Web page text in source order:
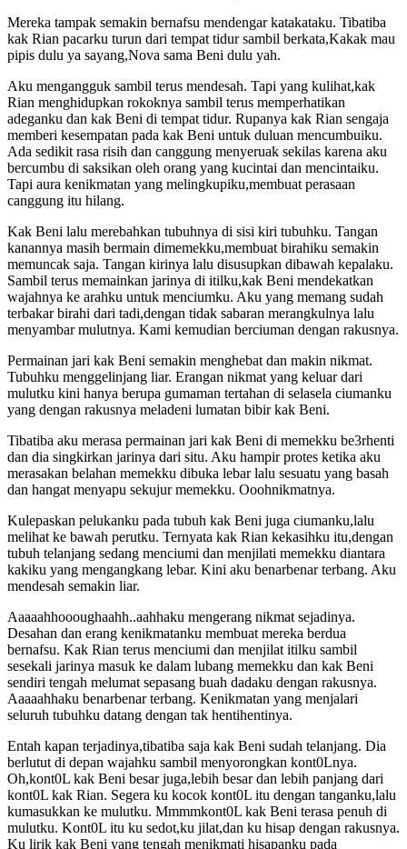
Mereka tampak semakin bernafsu mendengar katakataku. Tibatiba
kak Rian pacarku turun dari tempat tidur sambil berkata,Kakak mau
pipis dulu ya sayang,Nova sama Beni dulu yah.
Aku mengangguk sambil terus mendesah. Tapi yang kulihat,kak
Rian menghidupkan rokoknya sambil terus memperhatikan
adeganku dan kak Beni di tempat tidur. Rupanya kak Rian sengaja
memberi kesempatan pada kak Beni untuk duluan mencumbuiku.
Ada sedikit rasa risih dan canggung menyeruak sekilas karena aku
bercumbu di saksikan oleh orang yang kucintai dan mencintaiku.
Tapi aura kenikmatan yang melingkupiku,membuat perasaan
canggung itu hilang.
Kak Beni lalu merebahkan tubuhnya di sisi kiri tubuhku. Tangan
kanannya masih bermain dimemekku,membuat birahiku semakin
memuncak saja. Tangan kirinya lalu disusupkan dibawah kepalaku.
Sambil terus memainkan jarinya di itilku,kak Beni mendekatkan
wajahnya ke arahku untuk menciumku. Aku yang memang sudah
terbakar birahi dari tadi,dengan tidak sabaran merangkulnya lalu
menyambar mulutnya. Kami kemudian berciuman dengan rakusnya.
Permainan jari kak Beni semakin menghebat dan makin nikmat.
Tubuhku menggelinjang liar. Erangan nikmat yang keluar dari
mulutku kini hanya berupa gumaman tertahan di selasela ciumanku
yang dengan rakusnya meladeni lumatan bibir kak Beni.
Tibatiba aku merasa permainan jari kak Beni di memekku be3rhenti
dan dia singkirkan jarinya dari situ. Aku hampir protes ketika aku
merasakan belahan memekku dibuka lebar lalu sesuatu yang basah
dan hangat menyapu sekujur memekku. Ooohnikmatnya.
Kulepaskan pelukanku pada tubuh kak Beni juga ciumanku,lalu
melihat ke bawah perutku. Ternyata kak Rian kekasihku itu,dengan
tubuh telanjang sedang menciumi dan menjilati memekku diantara
kakiku yang mengangkang lebar. Kini aku benarbenar terbang. Aku
mendesah semakin liar.
Aaaaahhoooughaahh..aahhaku mengerang nikmat sejadinya.
Desahan dan erang kenikmatanku membuat mereka berdua
bernafsu. Kak Rian terus menciumi dan menjilat itilku sambil
sesekali jarinya masuk ke dalam lubang memekku dan kak Beni
sendiri tengah melumat sepasang buah dadaku dengan rakusnya.
Aaaaahhaku benarbenar terbang. Kenikmatan yang menjalari
seluruh tubuhku datang dengan tak hentihentinya.
Entah kapan terjadinya,tibatiba saja kak Beni sudah telanjang. Dia
berlutut di depan wajahku sambil menyorongkan kont0Lnya.
Oh,kont0L kak Beni besar juga,lebih besar dan lebih panjang dari
kont0L kak Rian. Segera ku kocok kont0L itu dengan tanganku,lalu
kumasukkan ke mulutku. Mmmmkont0L kak Beni terasa penuh di
mulutku. Kont0L itu ku sedot,ku jilat,dan ku hisap dengan rakusnya.
Ku lirik kak Beni yang tengah menikmati hisapanku pada